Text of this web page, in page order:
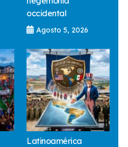
occidental
Agosto 5, 2026
Latinoamérica